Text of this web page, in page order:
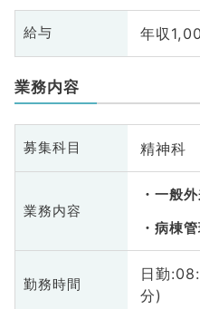
給与 年収
業務内容
募集科目 精神科
業務内容
一般
病棟管
勤務時間
日勤
分)